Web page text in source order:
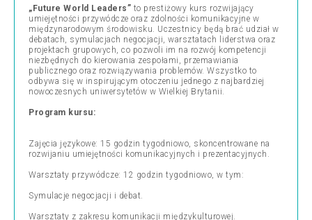
„Future World Leaders” to prestiżowy kurs rozwijający
umiejętności przywódcze oraz zdolności komunikacyjne w
międzynarodowym środowisku. Uczestnicy będą brać udział w
debatach, symulacjach negocjacji, warsztatach liderstwa oraz
projektach grupowych, co pozwoli im na rozwój kompetencji
niezbędnych do kierowania zespołami, przemawiania
publicznego oraz rozwiązywania problemów. Wszystko to
odbywa się w inspirującym otoczeniu jednego z najbardziej
nowoczesnych uniwersytetów w Wielkiej Brytanii.
Program kursu:
Zajęcia językowe: 15 godzin tygodniowo, skoncentrowane na
rozwijaniu umiejętności komunikacyjnych i prezentacyjnych.
Warsztaty przywódcze: 12 godzin tygodniowo, w tym:
Symulacje negocjacji i debat.
Warsztaty z zakresu komunikacji międzykulturowej.